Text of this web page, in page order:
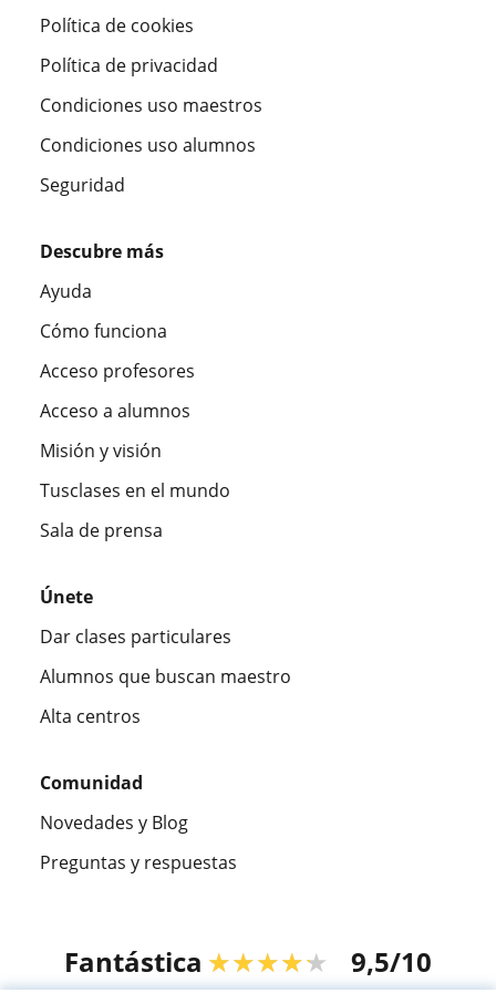
Política de cookies
Política de privacidad
Condiciones uso maestros
Condiciones uso alumnos
Seguridad
Descubre más
Ayuda
Cómo funciona
Acceso profesores
Acceso a alumnos
Misión y visión
Tusclases en el mundo
Sala de prensa
Únete
Dar clases particulares
Alumnos que buscan maestro
Alta centros
Comunidad
Novedades y Blog
Preguntas y respuestas
Fantástica ★★★★★ 9,5/10